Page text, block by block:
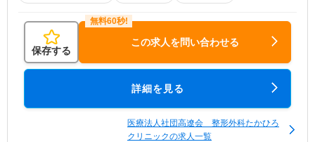
保存する
この求人を問い合わせる
詳細を見る
医療法人社団高遼会 整形外科たかひろ
クリニックの求人一覧